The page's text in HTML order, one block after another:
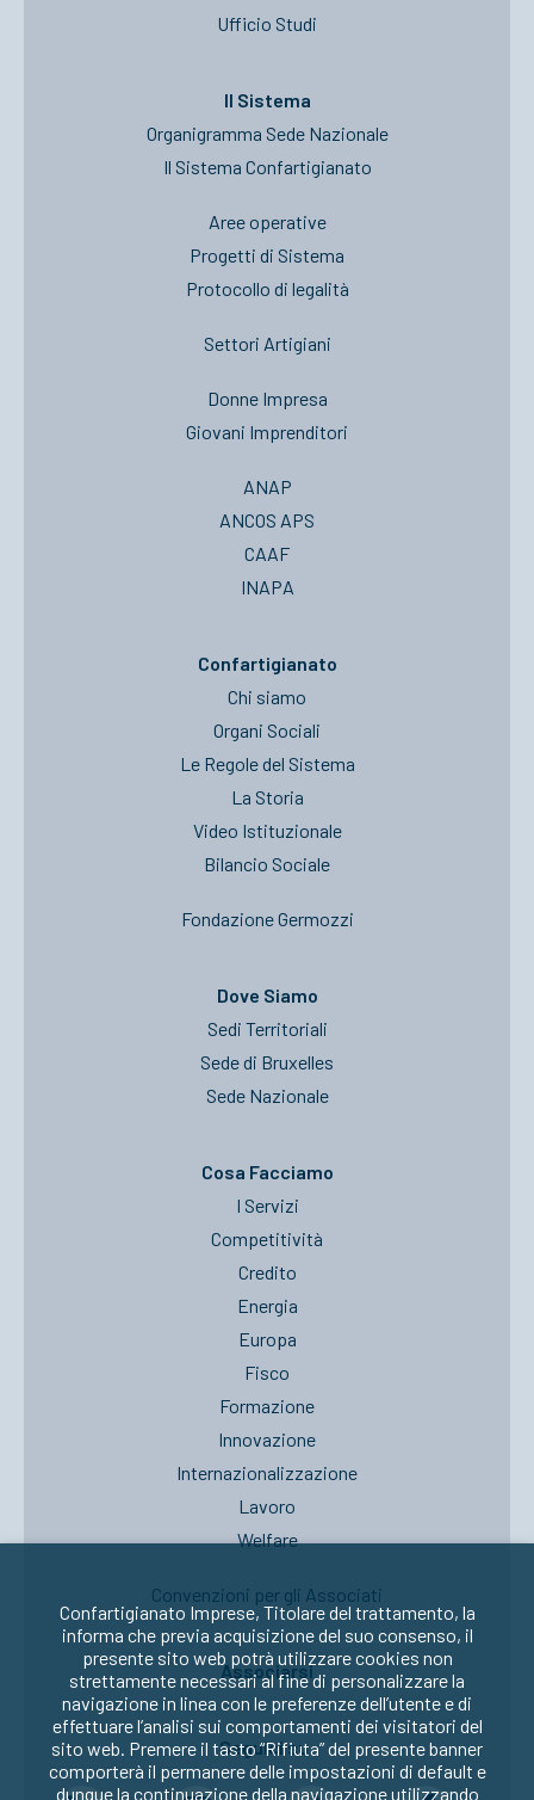
Ufficio Studi
Il Sistema
Organigramma Sede Nazionale
Il Sistema Confartigianato
Aree operative
Progetti di Sistema
Protocollo di legalità
Settori Artigiani
Donne Impresa
Giovani Imprenditori
ANAP
ANCOS APS
CAAF
INAPA
Confartigianato
Chi siamo
Organi Sociali
Le Regole del Sistema
La Storia
Video Istituzionale
Bilancio Sociale
Fondazione Germozzi
Dove Siamo
Sedi Territoriali
Sede di Bruxelles
Sede Nazionale
Cosa Facciamo
I Servizi
Competitività
Credito
Energia
Europa
Fisco
Formazione
Innovazione
Internazionalizzazione
Lavoro
Welfare
Convenzioni per gli Associati
Associarsi
Seguici su:
Confartigianato Imprese, Titolare del trattamento, la
informa che previa acquisizione del suo consenso, il
presente sito web potrà utilizzare cookies non
strettamente necessari al fine di personalizzare la
navigazione in linea con le preferenze dell’utente e di
effettuare l’analisi sui comportamenti dei visitatori del
sito web. Premere il tasto “Rifiuta” del presente banner
comporterà il permanere delle impostazioni di default e
dunque la continuazione della navigazione utilizzando